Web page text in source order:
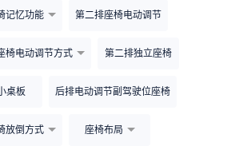
记忆功能 第二排座椅电动调节
椅电动调节方式 第二排独立座椅
桌板 后排电动调节副驾驶位座椅
放倒方式 座椅布局